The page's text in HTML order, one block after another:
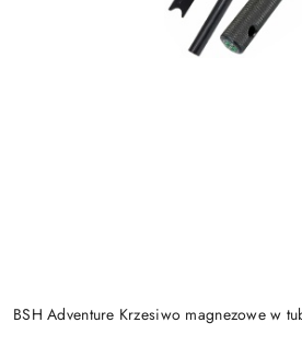
BSH Adventure Krzesiwo magnezowe w